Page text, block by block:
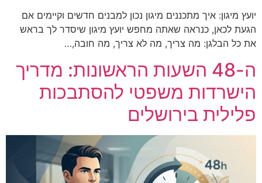
יועץ מיגון: איך מתכננים מיגון נכון למבנים חדשים וקיימים אם
הגעת לכאן, כנראה שאתה מחפש יועץ מיגון שיסדר לך בראש
את כל הבלגן: מה צריך, מה לא צריך, מה חובה,…
ה-48 השעות הראשונות: מדריך
הישרדות משפטי להסתבכות
פלילית בירושלים